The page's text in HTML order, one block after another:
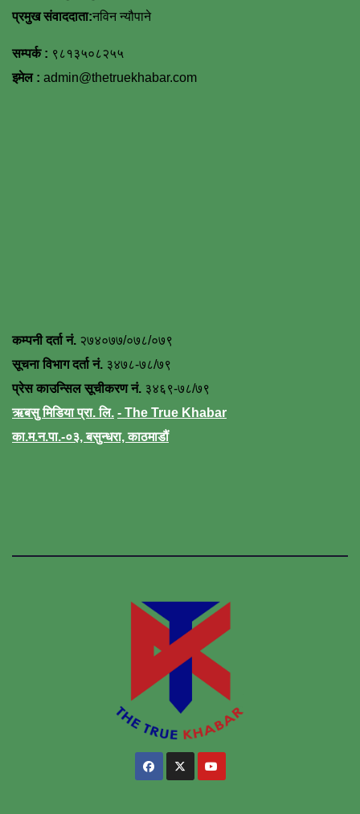
प्रमुख संवाददाता:नविन न्यौपाने
सम्पर्क : ९८१३५०८२५५
इमेल : admin@thetruekhabar.com
कम्पनी दर्ता नं. २७४०७७/०७८/०७९
सूचना विभाग दर्ता नं. ३४७८-७८/७९
प्रेस काउन्सिल सूचीकरण नं. ३४६९-७८/७९
ऋबसु मिडिया प्रा. लि. - The True Khabar
का.म.न.पा.-०३, बसुन्धरा, काठमाडौं